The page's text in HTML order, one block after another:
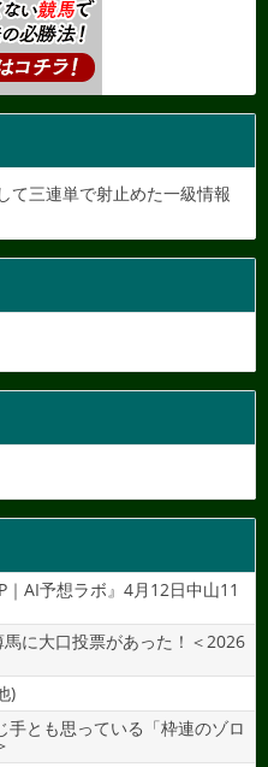
て三連単で射止めた一級情報
AI予想ラボ』4月12日中山11
馬に大口投票があった！＜2026
)
手とも思っている「枠連のゾロ